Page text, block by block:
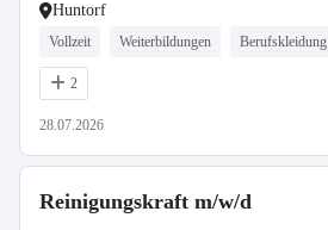
Huntorf
Vollzeit Weiterbildungen Berufskleidung
2
28.07.2026
Reinigungskraft m/w/d